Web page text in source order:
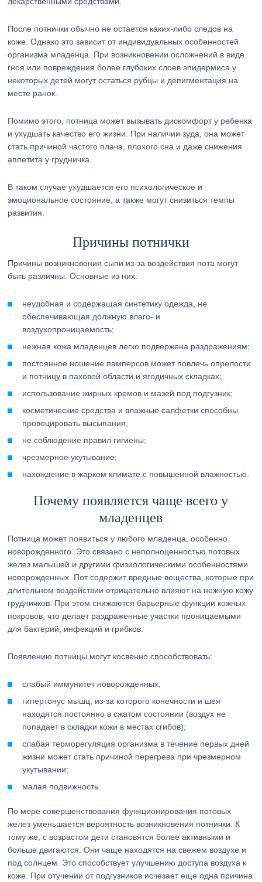
После потнички обычно не остается каких-либо следов на
коже. Однако это зависит от индивидуальных особенностей
организма младенца. При возникновении осложнений в виде
гноя или повреждения более глубоких слоев эпидермиса у
некоторых детей могут остаться рубцы и депигментация на
месте ранок.
Помимо этого, потница может вызывать дискомфорт у ребенка
и ухудшать качество его жизни. При наличии зуда, она может
стать причиной частого плача, плохого сна и даже снижения
аппетита у грудничка.
В таком случае ухудшается его психологическое и
эмоциональное состояние, а также могут снизиться темпы
развития.
Причины потнички
Причины возникновения сыпи из-за воздействия пота могут
быть различны. Основные из них:
неудобная и содержащая синтетику одежда, не
обеспечивающая должную влаго- и
воздухопроницаемость;
нежная кожа младенцев легко подвержена раздражениям;
постоянное ношение памперсов может повлечь опрелости
и потницу в паховой области и ягодичных складках;
использование жирных кремов и мазей под подгузник;
косметические средства и влажные салфетки способны
провоцировать высыпания;
не соблюдение правил гигиены;
чрезмерное укутывание;
нахождение в жарком климате с повышенной влажностью.
Почему появляется чаще всего у
младенцев
Потница может появиться у любого младенца, особенно
новорожденного. Это связано с неполноценностью потовых
желез малышей и другими физиологическими особенностями
новорожденных. Пот содержит вредные вещества, которые при
длительном воздействии отрицательно влияют на нежную кожу
грудничков. При этом снижаются барьерные функции кожных
покровов, что делает раздраженные участки проницаемыми
для бактерий, инфекций и грибков.
Появлению потницы могут косвенно способствовать:
слабый иммунитет новорожденных;
гипертонус мышц, из-за которого конечности и шея
находятся постоянно в сжатом состоянии (воздух не
попадает в складки кожи в местах сгибов);
слабая терморегуляция организма в течение первых дней
жизни может стать причиной перегрева при чрезмерном
укутывании;
малая подвижность.
По мере совершенствования функционирования потовых
желез уменьшается вероятность возникновения потнички. К
тому же, с возрастом дети становятся более активными и
больше двигаются. Они чаще находятся на свежем воздухе и
под солнцем. Это способствует улучшению доступа воздуха к
коже. При отучении от подгузников исчезает еще одна причина